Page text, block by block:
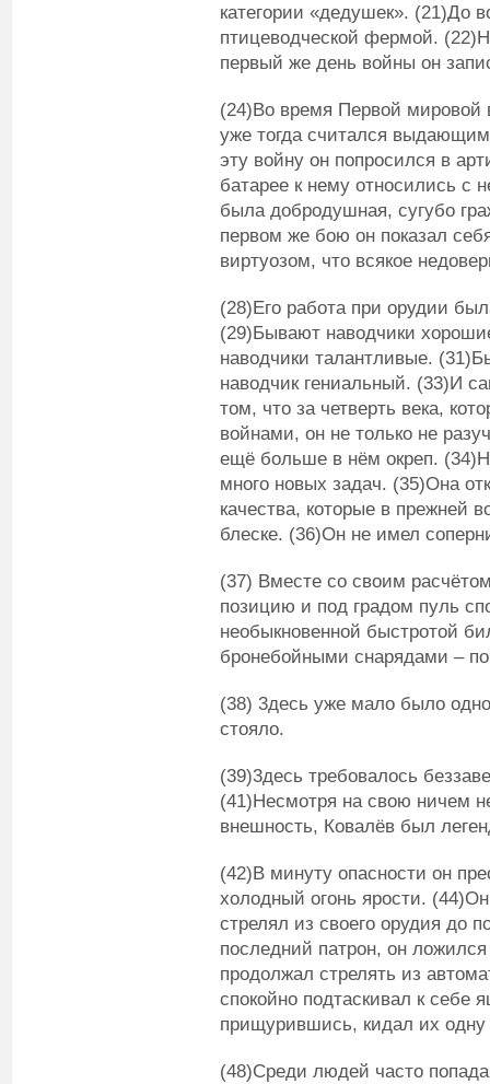
категории «дедушек».
птицеводческой фермой.
первый же день войны он
(24)Во время Первой
уже тогда считался
эту войну он попросился в
батарее к нему относились с
была добродушная, сугубо
первом же бою он показал
виртуозом, что всякое
(28)Его работа при орудии
(29)Бывают наводчики
наводчики талантливые.
наводчик гениальный. (33)И
том, что за четверть века,
войнами, он не только не
ещё больше в нём окреп.
много новых задач. (35)Она
качества, которые в прежней
блеске. (36)Он не имел
(37) Вместе со своим
позицию и под градом пуль
необыкновенной быстротой
бронебойными снарядами –
(38) 3десь уже мало было
стояло.
(39)3десь требовалось
(41)Несмотря на свою ничем
внешность, Ковалёв был
(42)В минуту опасности он
холодный огонь ярости.
стрелял из своего орудия до
последний патрон, он
продолжал стрелять из
спокойно подтаскивал к себе
прищурившись, кидал их одну
(48)Среди людей часто